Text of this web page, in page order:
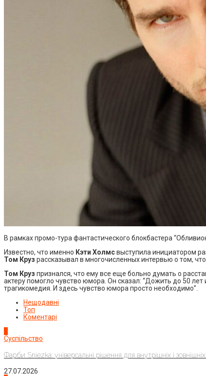
В рамках промо-тура фантастического блокбастера
Известно, что именно Кэти Холмсвыступила инициатором
Том Круз рассказывал в многочисленных интервью о том,
Том Круз признался, что ему все еще больно думать о
актеру помогло чувство юмора. Он сказал: “Дожить до 50
трагикомедия. И здесь чувство юмора просто необходимо”.
Нещодавні
Топ
Коментарі
Суспільство
Фарби Sniezka: універсальні рішення для внутрішніх і зовнішніх...
27.07.2026